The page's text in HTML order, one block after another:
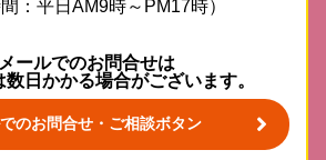
間：平日AM9時～PM17時）
メールでのお問合せは
日かかる場合がございます。
のお問合せ・ご相談ボタン